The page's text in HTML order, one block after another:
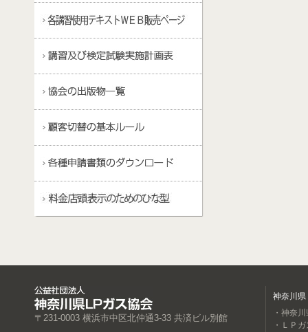
〒231-0003 横浜市中区北仲通3-33 共済ビル別館
神奈川県
・神奈
・ＬＰ